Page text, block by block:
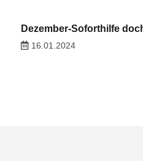
Dezember-Soforthilfe
16.01.2024